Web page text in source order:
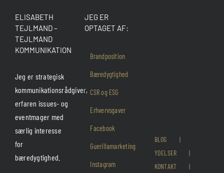
ELISABETH
TEJLMAND –
TEJLMAND
KOMMUNIKATION
Jeg er strategisk
kommunikationsrådgiver,
erfaren issues- og
eventmager med
særlig interesse
for
bæredygtighed.
JEG ER
OPTAGET AF:
Brandposition
Bæredygtighed
CSR og ESG
Erhvervsgaver
Facebook
Guerillamarketing
Instagram
BLOG
YDELSER
KONTAKT